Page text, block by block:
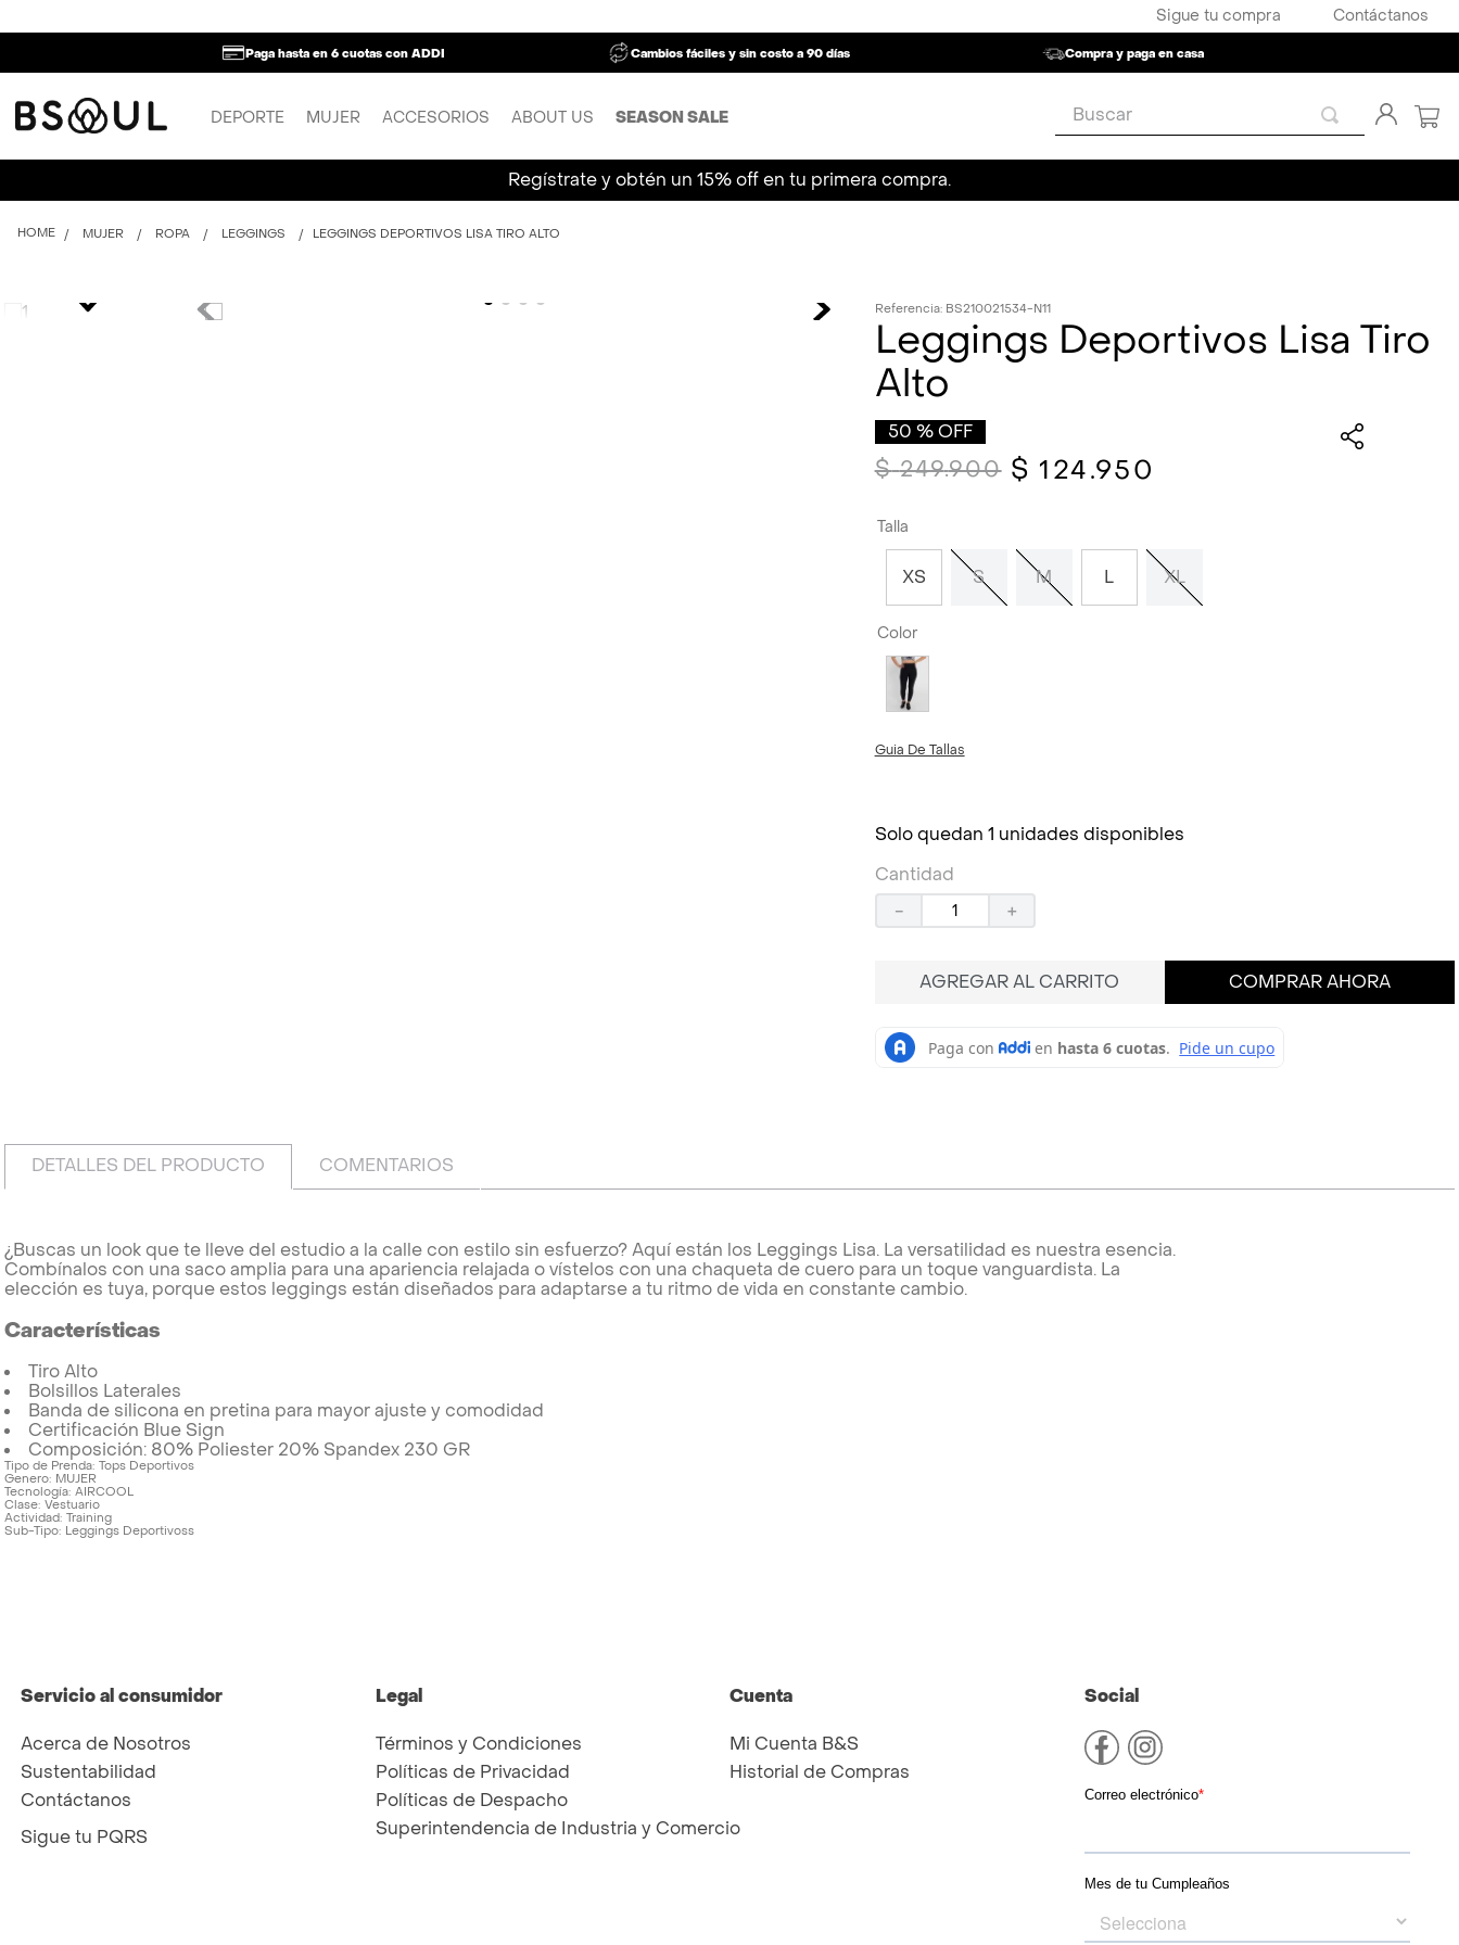
Sigue tu compra Contáctanos
Paga hasta en 6 cuotas con ADDI Cambios fáciles y sin costo a 90 días Compra y paga en casa
DEPORTE MUJER ACCESORIOS ABOUT US SEASON SALE
Buscar
Regístrate y obtén un 15% off en tu primera compra.
MUJER ROPA LEGGINGS LEGGINGS DEPORTIVOS LISA TIRO ALTO
Referencia: BS210021534-N11
Leggings Deportivos Lisa Tiro
Alto
50 % OFF
$ 249.900 $ 124.950
Talla
XS S M L XL
Color
Guia De Tallas
Solo quedan 1 unidades disponibles
Cantidad
＋
－
AGREGAR AL CARRITO COMPRAR AHORA
DETALLES DEL PRODUCTO COMENTARIOS
¿Buscas un look que te lleve del estudio a la calle con estilo sin esfuerzo? Aquí están los Leggings Lisa. La versatilidad es nuestra esencia.
Combínalos con una saco amplia para una apariencia relajada o vístelos con una chaqueta de cuero para un toque vanguardista. La
elección es tuya, porque estos leggings están diseñados para adaptarse a tu ritmo de vida en constante cambio.
Características
Tiro Alto
Bolsillos Laterales
Banda de silicona en pretina para mayor ajuste y comodidad
Certificación Blue Sign
Composición: 80% Poliester 20% Spandex 230 GR
Tipo de Prenda Tops Deportivos
Genero MUJER
Tecnología AIRCOOL
Clase Vestuario
Actividad Training
Sub-Tipo Leggings Deportivoss
Servicio al consumidor
Acerca de Nosotros
Sustentabilidad
Contáctanos
Sigue tu PQRS
Legal
Términos y Condiciones
Políticas de Privacidad
Políticas de Despacho
Superintendencia de Industria y Comercio
Cuenta
Mi Cuenta B&S
Historial de Compras
Social